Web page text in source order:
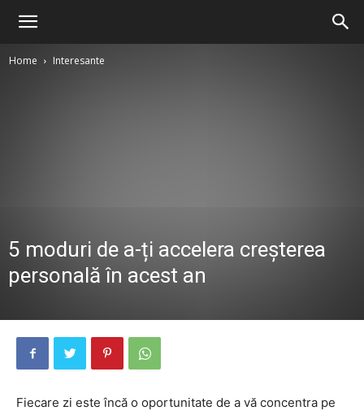
Home Interesante
5 moduri de a-ți accelera creșterea
personală în acest an
Fiecare zi este încă o oportunitate de a vă concentra pe